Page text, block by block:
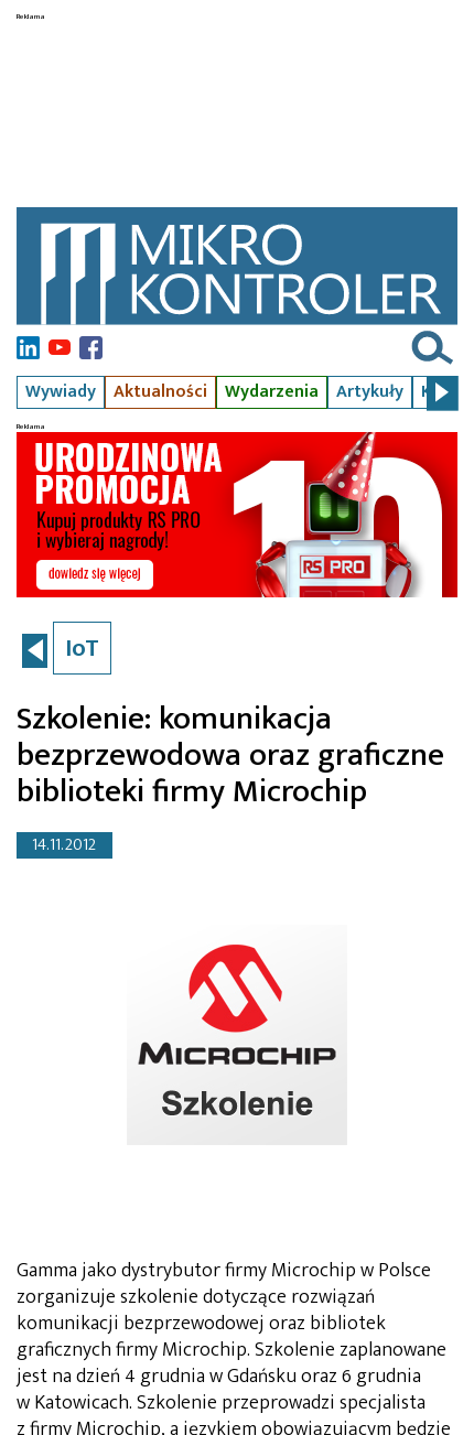
Wywiady Aktualności Wydarzenia Artykuły Kursy
IoT
Szkolenie: komunikacja
bezprzewodowa oraz graficzne
biblioteki firmy Microchip
14.11.2012
Gamma jako dystrybutor firmy Microchip w Polsce
zorganizuje szkolenie dotyczące rozwiązań
komunikacji bezprzewodowej oraz bibliotek
graficznych firmy Microchip. Szkolenie zaplanowane
jest na dzień 4 grudnia w Gdańsku oraz 6 grudnia
w Katowicach. Szkolenie przeprowadzi specjalista